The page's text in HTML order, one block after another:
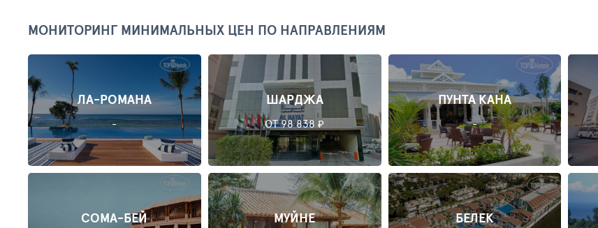
МОНИТОРИНГ МИНИМАЛЬНЫХ ЦЕН ПО НАПРАВЛЕНИЯМ
ЛА-РОМАНА
-
ШАРДЖА
ОТ 98 838 ₽
ПУНТА КАНА
-
СОМА-БЕЙ МУЙНЕ БЕЛЕК